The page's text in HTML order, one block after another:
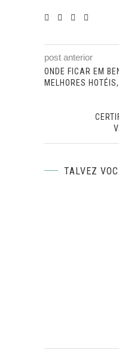
post anterior
ONDE FICAR EM
MELHORES
TALVEZ